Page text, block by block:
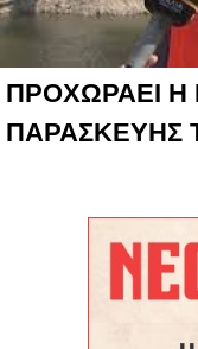
ΠΡΟΧΩΡΑΕΙ Η
ΠΑΡΑΣΚΕΥΗΣ